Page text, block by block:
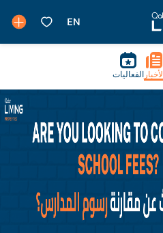
الأخبار الفعاليات